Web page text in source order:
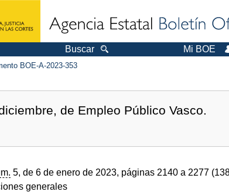
Buscar Mi BOE
BOE-A-2023-353
de Empleo Público Vasco.
5, de 6 de enero de 2023, páginas 2140 a 2277
generales